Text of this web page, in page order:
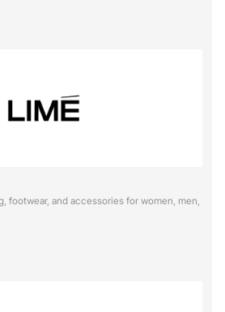
footwear, and accessories for women, men,